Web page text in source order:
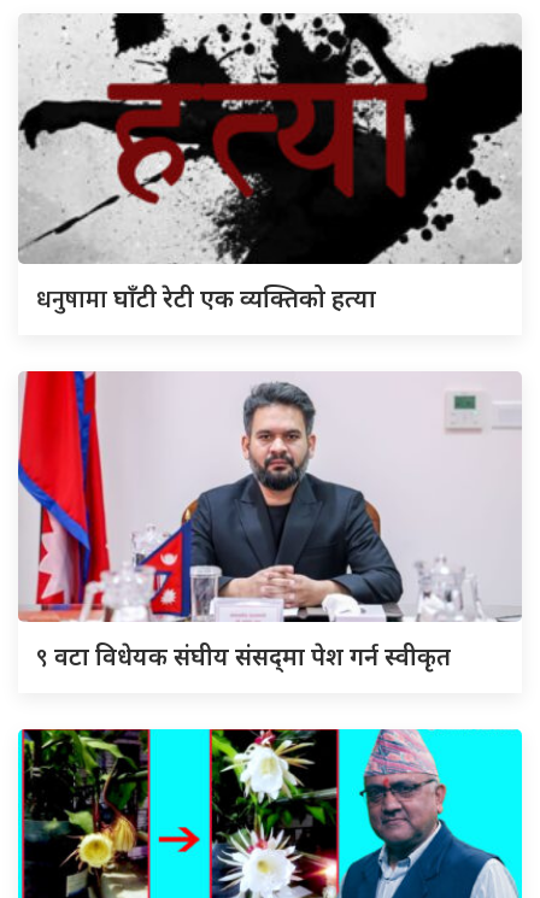
धनुषामाघाँटी रेटी एक व्यक्तिको हत्या
९ वटा विधेयक संघीय संसद्‌मा पेश गर्न स्वीकृत